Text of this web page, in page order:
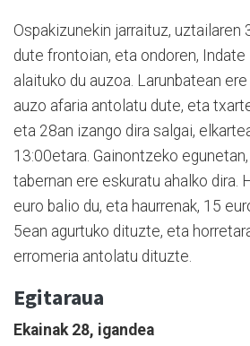
Ospakizunekin jarraituz, uztailaren
dute frontoian, eta ondoren,
alaituko du auzoa. Larunbatean
auzo afaria antolatu dute, eta
eta 28an izango dira salgai,
13:00etara. Gainontzeko
tabernan ere eskuratu ahalko dira.
euro balio du, eta haurrenak, 15
5ean agurtuko dituzte, eta
erromeria antolatu dituzte.
Egitaraua
Ekainak 28, igandea